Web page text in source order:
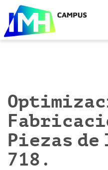
e
Piezas
718.